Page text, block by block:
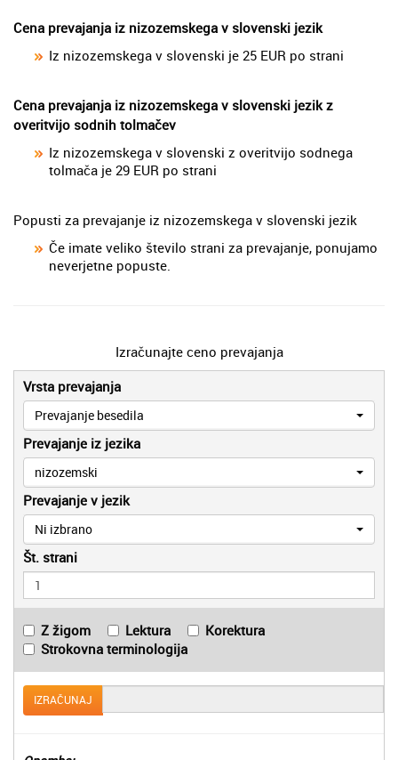
Cena prevajanja iz nizozemskega v slovenski jezik
Iz nizozemskega v slovenski je 25 EUR po strani
Cena prevajanja iz nizozemskega v slovenski jezik z
overitvijo sodnih tolmačev
Iz nizozemskega v slovenski z overitvijo sodnega
tolmača je 29 EUR po strani
Popusti za prevajanje iz nizozemskega v slovenski jezik
Če imate veliko število strani za prevajanje, ponujamo
neverjetne popuste.
Izračunajte ceno prevajanja
Vrsta prevajanja
Prevajanje besedila
Prevajanje iz jezika
nizozemski
Prevajanje v jezik
Ni izbrano
Št. strani
Z žigom Lektura
Korektura
Strokovna terminologija
IZRAČUNAJ